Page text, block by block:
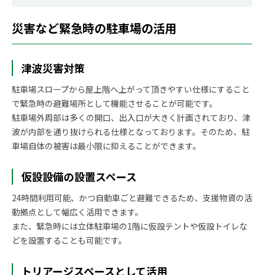
災害など緊急時の駐車場の活用
津波災害対策
駐車場スロープから屋上階へ上がって頂きやすい仕様にすること
で緊急時の避難場所として機能させることが可能です。
駐車場外周部は多くの開口、出入口が大きく計画されており、津
波が内部を通り抜けられる仕様となっております。そのため、駐
車場自体の被害は最小限に抑えることができます。
仮設設備の設置スペース
24時間利用可能、かつ自動車ごと避難できるため、支援物資の活
動拠点として幅広く活用できます。
また、緊急時には立体駐車場の1階に仮設テントや仮設トイレな
どを設置することも可能です。
トリアージスペースとして活用